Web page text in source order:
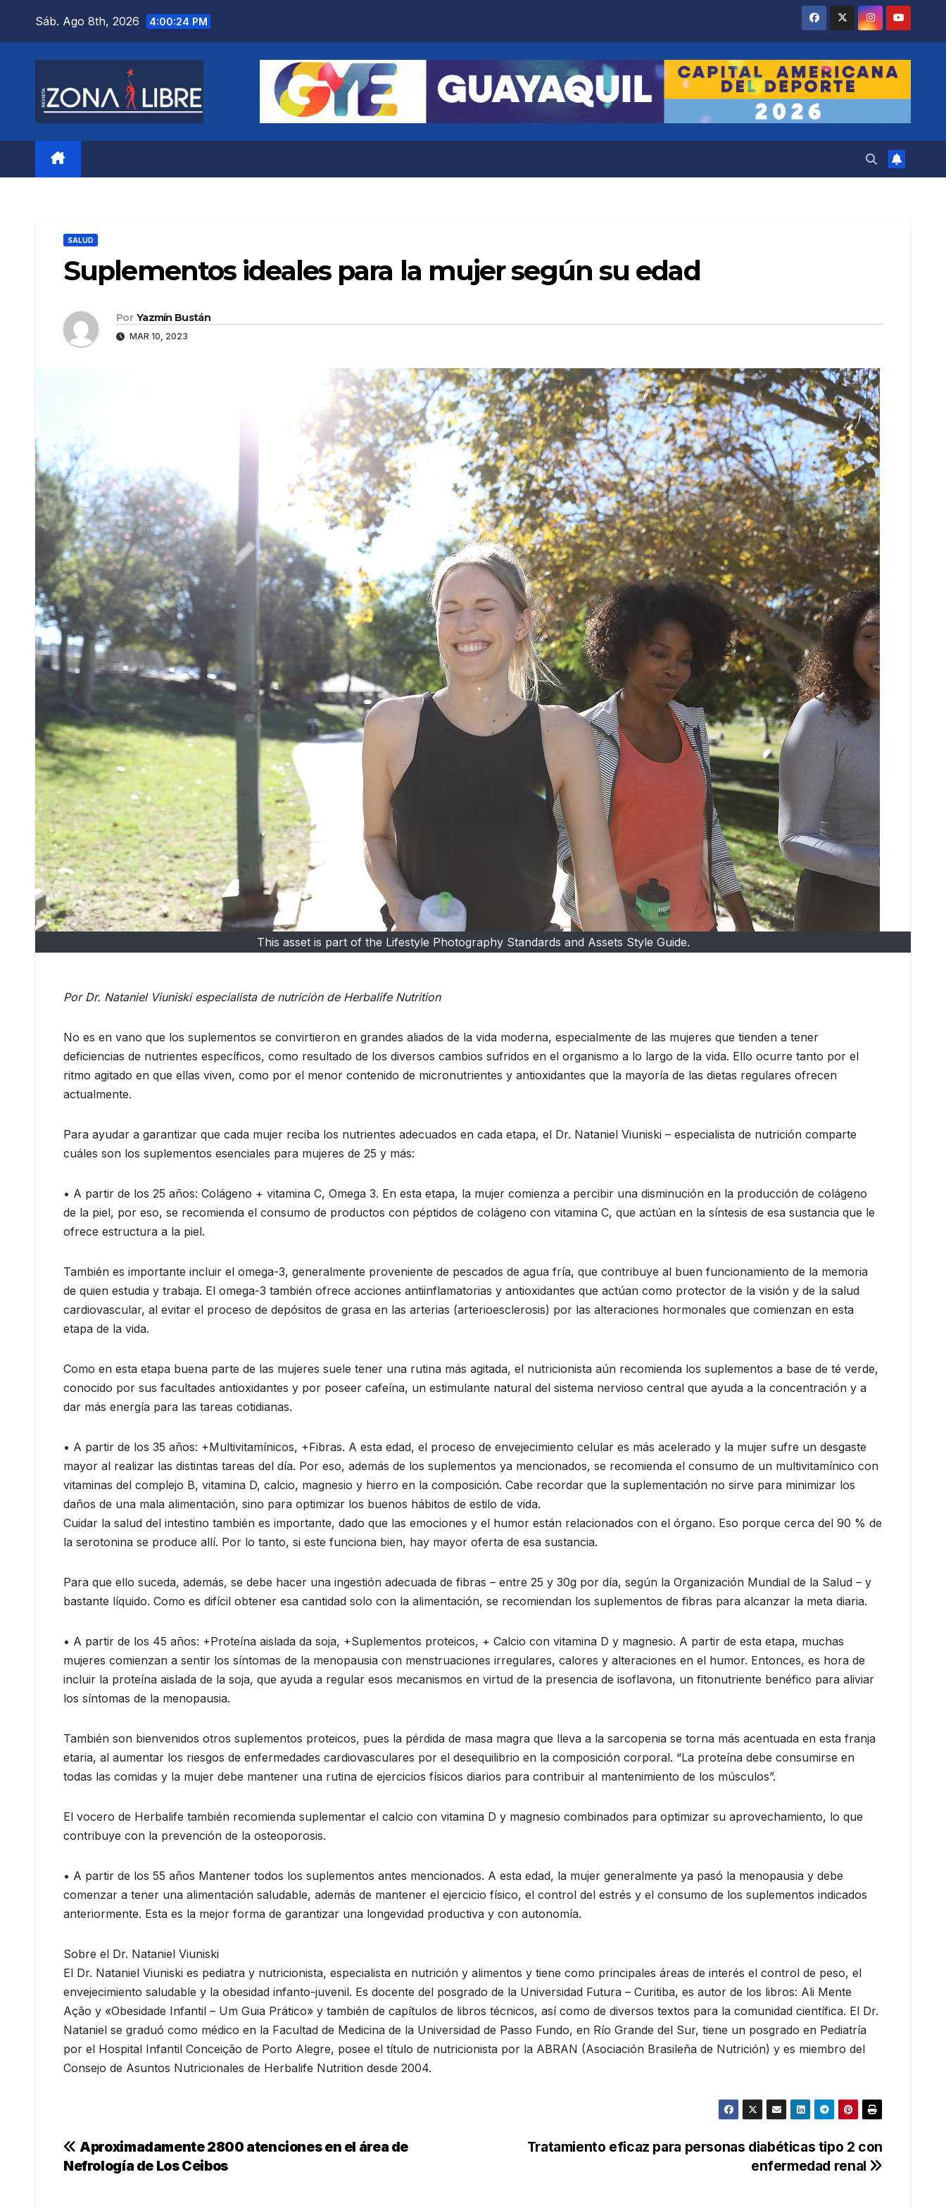
Sáb. Ago 8th, 2026 4:00:26 PM
SALUD
Suplementos ideales para la mujer según su edad
Por Yazmín Bustán
MAR 10, 2023
This asset is part of the Lifestyle Photography Standards and Assets Style Guide.
Por Dr. Nataniel Viuniski especialista de nutrición de Herbalife Nutrition
No es en vano que los suplementos se convirtieron en grandes aliados de la vida moderna, especialmente de las mujeres que tienden a tener
deficiencias de nutrientes específicos, como resultado de los diversos cambios sufridos en el organismo a lo largo de la vida. Ello ocurre tanto por el
ritmo agitado en que ellas viven, como por el menor contenido de micronutrientes y antioxidantes que la mayoría de las dietas regulares ofrecen
actualmente.
Para ayudar a garantizar que cada mujer reciba los nutrientes adecuados en cada etapa, el Dr. Nataniel Viuniski – especialista de nutrición comparte
cuáles son los suplementos esenciales para mujeres de 25 y más:
• A partir de los 25 años: Colágeno + vitamina C, Omega 3. En esta etapa, la mujer comienza a percibir una disminución en la producción de colágeno
de la piel, por eso, se recomienda el consumo de productos con péptidos de colágeno con vitamina C, que actúan en la síntesis de esa sustancia que le
ofrece estructura a la piel.
También es importante incluir el omega-3, generalmente proveniente de pescados de agua fría, que contribuye al buen funcionamiento de la memoria
de quien estudia y trabaja. El omega-3 también ofrece acciones antiinflamatorias y antioxidantes que actúan como protector de la visión y de la salud
cardiovascular, al evitar el proceso de depósitos de grasa en las arterias (arterioesclerosis) por las alteraciones hormonales que comienzan en esta
etapa de la vida.
Como en esta etapa buena parte de las mujeres suele tener una rutina más agitada, el nutricionista aún recomienda los suplementos a base de té verde,
conocido por sus facultades antioxidantes y por poseer cafeína, un estimulante natural del sistema nervioso central que ayuda a la concentración y a
dar más energía para las tareas cotidianas.
• A partir de los 35 años: +Multivitamínicos, +Fibras. A esta edad, el proceso de envejecimiento celular es más acelerado y la mujer sufre un desgaste
mayor al realizar las distintas tareas del día. Por eso, además de los suplementos ya mencionados, se recomienda el consumo de un multivitamínico con
vitaminas del complejo B, vitamina D, calcio, magnesio y hierro en la composición. Cabe recordar que la suplementación no sirve para minimizar los
daños de una mala alimentación, sino para optimizar los buenos hábitos de estilo de vida.
Cuidar la salud del intestino también es importante, dado que las emociones y el humor están relacionados con el órgano. Eso porque cerca del 90 % de
la serotonina se produce allí. Por lo tanto, si este funciona bien, hay mayor oferta de esa sustancia.
Para que ello suceda, además, se debe hacer una ingestión adecuada de fibras – entre 25 y 30g por día, según la Organización Mundial de la Salud – y
bastante líquido. Como es difícil obtener esa cantidad solo con la alimentación, se recomiendan los suplementos de fibras para alcanzar la meta diaria.
• A partir de los 45 años: +Proteína aislada da soja, +Suplementos proteicos, + Calcio con vitamina D y magnesio. A partir de esta etapa, muchas
mujeres comienzan a sentir los síntomas de la menopausia con menstruaciones irregulares, calores y alteraciones en el humor. Entonces, es hora de
incluir la proteína aislada de la soja, que ayuda a regular esos mecanismos en virtud de la presencia de isoflavona, un fitonutriente benéfico para aliviar
los síntomas de la menopausia.
También son bienvenidos otros suplementos proteicos, pues la pérdida de masa magra que lleva a la sarcopenia se torna más acentuada en esta franja
etaria, al aumentar los riesgos de enfermedades cardiovasculares por el desequilibrio en la composición corporal. “La proteína debe consumirse en
todas las comidas y la mujer debe mantener una rutina de ejercicios físicos diarios para contribuir al mantenimiento de los músculos”.
El vocero de Herbalife también recomienda suplementar el calcio con vitamina D y magnesio combinados para optimizar su aprovechamiento, lo que
contribuye con la prevención de la osteoporosis.
• A partir de los 55 años Mantener todos los suplementos antes mencionados. A esta edad, la mujer generalmente ya pasó la menopausia y debe
comenzar a tener una alimentación saludable, además de mantener el ejercicio físico, el control del estrés y el consumo de los suplementos indicados
anteriormente. Esta es la mejor forma de garantizar una longevidad productiva y con autonomía.
Sobre el Dr. Nataniel Viuniski
El Dr. Nataniel Viuniski es pediatra y nutricionista, especialista en nutrición y alimentos y tiene como principales áreas de interés el control de peso, el
envejecimiento saludable y la obesidad infanto-juvenil. Es docente del posgrado de la Universidad Futura – Curitiba, es autor de los libros: Ali Mente
Ação y «Obesidade Infantil – Um Guia Prático» y también de capítulos de libros técnicos, así como de diversos textos para la comunidad científica. El Dr.
Nataniel se graduó como médico en la Facultad de Medicina de la Universidad de Passo Fundo, en Río Grande del Sur, tiene un posgrado en Pediatría
por el Hospital Infantil Conceição de Porto Alegre, posee el título de nutricionista por la ABRAN (Asociación Brasileña de Nutrición) y es miembro del
Consejo de Asuntos Nutricionales de Herbalife Nutrition desde 2004.
Navegación
Tratamiento eficaz para personas diabéticas tipo 2 con
enfermedad renal
Aproximadamente 2800 atenciones en el área de
Nefrología de Los Ceibos